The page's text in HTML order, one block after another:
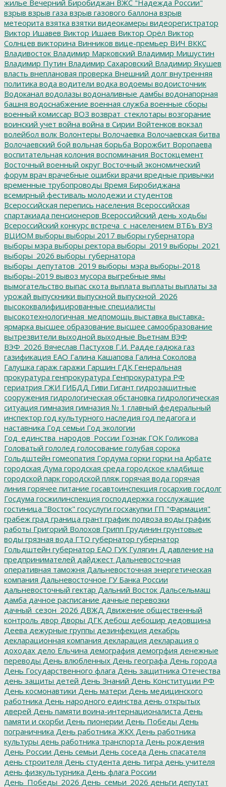
жилье Вечерний Биробиджан ВЖС "Надежда России"
взрыв взрыв газа взрыв газового баллона взрыв
метеорита взятка взятки видеокамеры видеорегистратор
Виктор Ишавев Виктор Ишаев Виктор Орёл Виктор
Солнцев викторина Винников вице-премьер ВИЧ ВККС
Владивосток Владимир Марковский Владимир Мишустин
Владимир Путин Владимир Сахаровский Владимир Якушев
власть внеплановая проверка Внешний долг внутренняя
политика вода водители водка водоемы водоисточник
Водоканал водолазы водоналивные дамбы водонапорная
башня водоснабжение военная служба военные сборы
военный комиссар ВОЗ возврат_стеклотары возгорание
воинский учет война война в Сирии Войтенков вокзал
волейбол волк Волонтеры Волочаевка Волочаевская битва
Волочаевский бой вольная борьба Ворожбит Воропаева
воспитательная колония воспоминания Востокцемент
Восточный военный округ Восточный экономический
форум врач врачебные ошибки врачи вредные привычки
временные трубопроводы Время Биробиджана
всемирный фестиваль молодежи и студентов
Всероссийская перепись населения Всероссийская
спартакиада пенсионеров Всероссийский день ходьбы
Всероссийский конкурс встреча_с_населением ВТБъ ВУЗ
ВЦИОМ выборы выборы 2017 выборы губернатора
выборы мэра выборы ректора выборы_2019 выборы_2021
выборы_2026 выборы_губернатора
выборы_депутатов_2019 выборы_мэра выборы-2018
выборы-2019 вывоз мусора выгребные ямы
вымогательство выпас скота выплата выплаты выплаты за
урожай выпускники выпускной выпускной_2026
высококвалифицированные специалисты
высокотехнологичная_медпомощь выставка выставка-
ярмарка высшее образование высшее самообразование
вытрезвители выходной выходные Вьетнам ВЭФ
ВЭФ_2026 Вячеслав Пастухов Г.И. Радде гадюка газ
газификация ЕАО Галина Кашапова Галина Соколова
Галушка гараж гаражи Гаршин ГДК Генеральная
прокуратура генпрокуратура Генпрокуратура РФ
гериатрия ГЖИ ГИБДД Гиви Гигант гидрозащитные
сооружения гидрологическая обстановка гидрологическая
ситуация гимназия гимназия № 1 главный федеральный
инспектор год культурного наследия год педагога и
наставника Год семьи Год экологии
Год_единства_народов_России Гознак ГОК Голикова
Головатый гололед голосование голубая сорока
Гольдштейн гомеопатия Гордума горки горки на Арбате
городская Дума городская среда городское кладбище
городской парк городской пляж горячая вода горячая
линия горячее питание госавтоинспекция госархив госдолг
Госдума госжилинспекция господдержка госслужащие
гостиница "Восток" госуслуги госхакупки ГП "Фармация"
грабеж град граница грант график подвоза воды график
работы Григорий Волохов Грипп Грудинин грунтовые
воды грязная вода ГТО губернатор губернатор
Гольдштейн губернатор ЕАО ГУК Гулягин Д давление на
предпринимателей дайджест Дальневосточная
оперативная таможня Дальневосточная энергетическая
компания Дальневосточное ГУ Банка России
дальневосточный гектар Дальний Восток Дальсельмаш
дамба дачное расписание дачные перевозки
дачный_сезон_2026 ДВЖД Движение общественный
контроль двор Дворы ДГК дебош дебошир дедовщина
Деева дежурные группы дезинфекция декабрь
декларационная компания декларация декларация о
доходах дело Ельчина демография демогрфия денежные
переводы День влюбленных День географа День города
День Государственного флага День защитника Отечества
день защиты детей День Знаний День Конституции РФ
День космонавтики День матери День медицинского
работника День народного единства день открытых
дверей День памяти воина-интернационалиста День
памяти и скорби День пионерии День Победы День
пограничника День работника ЖКХ День работника
культуры день работника транспорта День рождения
День России День семьи День соседа День спасателя
день строителя День студента день тигра день учителя
день физкультурника День флага России
День_Победы_2026 День_семьи_2026 деньги депутат